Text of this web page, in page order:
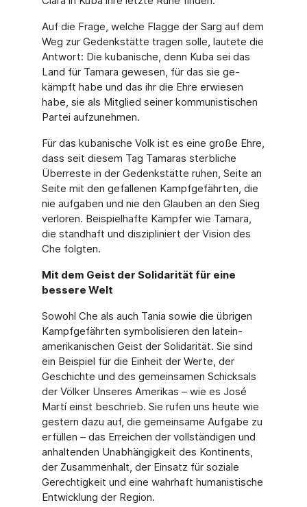
Auf die Frage, welche Flagge der Sarg auf dem
Weg zur Gedenkstätte tragen solle, lautete die
Antwort: Die kubanische, denn Kuba sei das
Land für Tamara gewesen, für das sie ge­
kämpft habe und das ihr die Ehre erwiesen
habe, sie als Mitglied seiner kommunistischen
Partei aufzunehmen.
Für das kubanische Volk ist es eine große Ehre,
dass seit diesem Tag Tamaras sterbliche
Überreste in der Gedenkstätte ruhen, Seite an
Seite mit den gefallenen Kampfgefährten, die
nie aufgaben und nie den Glauben an den Sieg
verloren. Beispielhafte Kämpfer wie Ta­mara,
die standhaft und diszipliniert der Vision des
Che folgten.
Mit dem Geist der Solidarität für eine
bessere Welt
Sowohl Che als auch Tania sowie die übrigen
Kampfgefährten symbolisieren den latein­
amerikanischen Geist der Solidarität. Sie sind
ein Beispiel für die Einheit der Werte, der
Geschichte und des gemeinsamen Schicksals
der Völker Unseres Amerikas – wie es José
Martí einst beschrieb. Sie rufen uns heute wie
gestern dazu auf, die gemeinsame Aufgabe zu
erfüllen – das Erreichen der vollständigen und
anhaltenden Unabhängigkeit des Konti­nents,
der Zusammenhalt, der Einsatz für soziale
Gerechtigkeit und eine wahrhaft huma­nistische
Entwicklung der Region.